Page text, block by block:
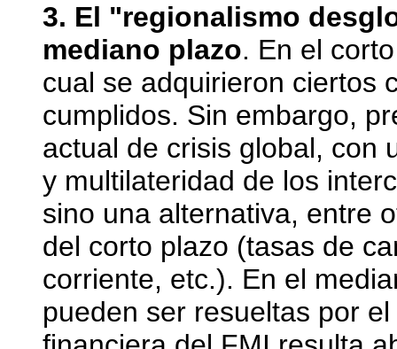
3. El "regionalismo
mediano plazo. En el
cual se adquirieron ciertos
cumplidos. Sin embargo,
actual de crisis global, con
y multilateridad de los
sino una alternativa, entre
del corto plazo (tasas de
corriente, etc.). En el
pueden ser resueltas por